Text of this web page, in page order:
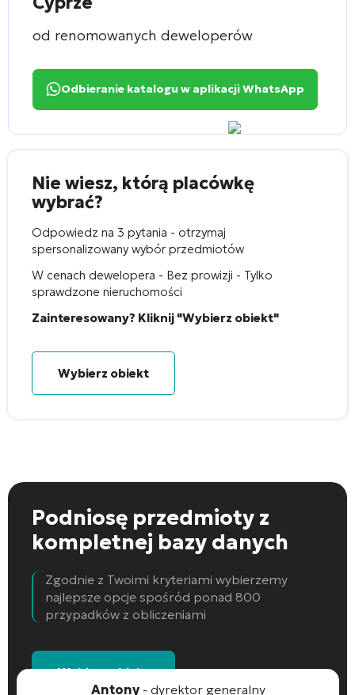
od renomowanych deweloperów
Odbieranie katalogu w aplikacji WhatsApp
Nie wiesz, którą placówkę
wybrać?
Odpowiedz na 3 pytania - otrzymaj
spersonalizowany wybór przedmiotów
W cenach dewelopera - Bez prowizji - Tylko
sprawdzone nieruchomości
Zainteresowany? Kliknij "Wybierz obiekt"
Wybierz obiekt
Podniosę przedmioty z
kompletnej bazy danych
Zgodnie z Twoimi kryteriami wybierzemy
najlepsze opcje spośród ponad 800
przypadków z obliczeniami
Wybierz obiekt
Antony- dyrektor generalny